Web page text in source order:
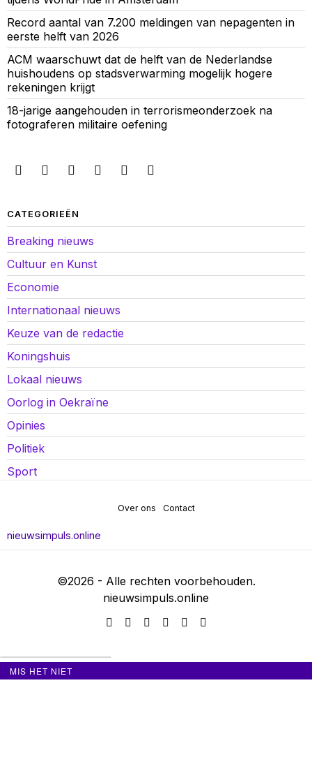
Record aantal van 7.200 meldingen van nepagenten in
eerste helft van 2026
ACM waarschuwt dat de helft van de Nederlandse
huishoudens op stadsverwarming mogelijk hogere
rekeningen krijgt
18-jarige aangehouden in terrorismeonderzoek na
fotograferen militaire oefening
CATEGORIEËN
Breaking nieuws
Cultuur en Kunst
Economie
Internationaal nieuws
Keuze van de redactie
Koningshuis
Lokaal nieuws
Oorlog in Oekraïne
Opinies
Politiek
Sport
Over ons Contact
nieuwsimpuls.online
©2026 - Alle rechten voorbehouden.
nieuwsimpuls.online
MIS HET NIET